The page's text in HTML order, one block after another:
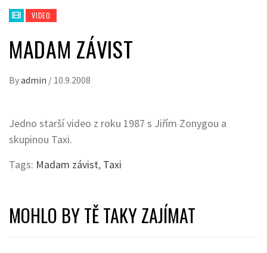
VIDEO
MADAM ZÁVIST
Byadmin / 10.9.2008
Jedno starší video z roku 1987 s Jiřím Zonygou a
skupinou Taxi.
Tags: Madam závist, Taxi
MOHLO BY TĚ TAKY ZAJÍMAT